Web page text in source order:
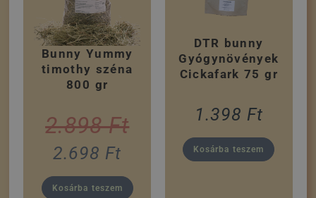
Bunny Yummy
timothy széna
800 gr
2.898Ft
2.698 Ft
Kosárba teszem
DTR bunny
Gyógynövények
Cickafark 75 gr
1.398 Ft
Kosárba teszem